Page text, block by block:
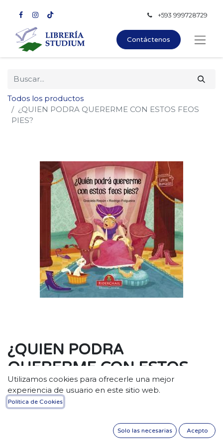
+593 999728729
Contáctenos
Todos los productos
¿QUIEN PODRA QUERERME CON ESTOS FEOS
PIES?
¿QUIEN PODRA
QUERERME CON ESTOS
FEOS PIES?
$12,00
Utilizamos cookies para ofrecerle una mejor
experiencia de usuario en este sitio web.
Política de Cookies
Solo las necesarias Acepto